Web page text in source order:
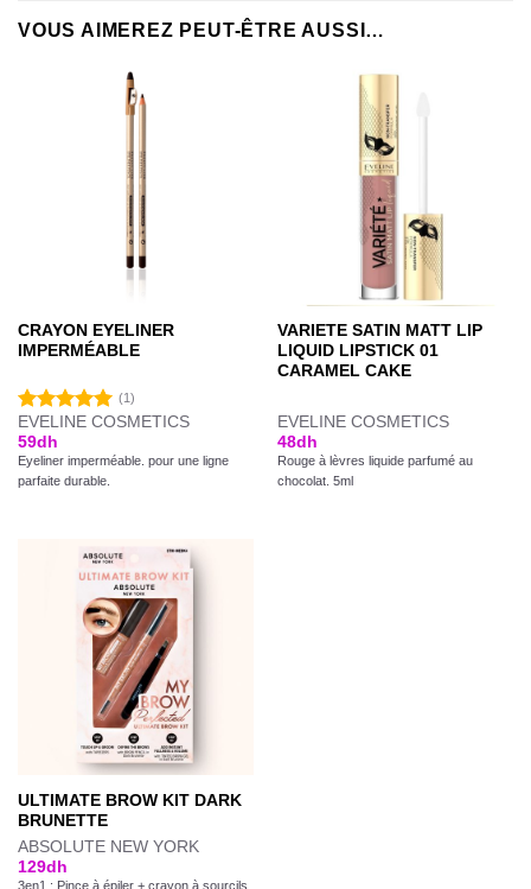
VOUS AIMEREZ PEUT-ÊTRE AUSSI…
CRAYON EYELINER
IMPERMÉABLE
Note5.00
sur 5
(1)
EVELINE COSMETICS
59dh
Eyeliner imperméable. pour une ligne
parfaite durable.
VARIETE SATIN MATT LIP
LIQUID LIPSTICK 01
CARAMEL CAKE
EVELINE COSMETICS
48dh
Rouge à lèvres liquide parfumé au
chocolat. 5ml
ULTIMATE BROW KIT DARK
BRUNETTE
ABSOLUTE NEW YORK
129dh
3en1 : Pince à épiler + crayon à sourcils